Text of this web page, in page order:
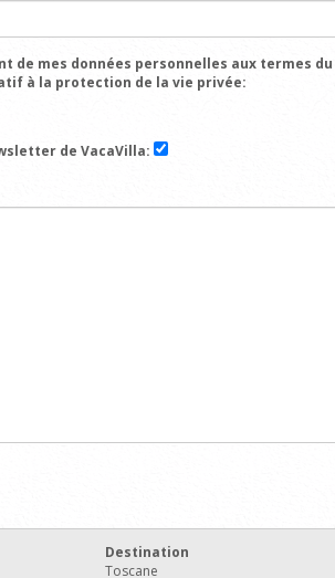
de mes données personnelles aux termes
à la protection de la vie privée:
de VacaVilla:
Destination
Toscane